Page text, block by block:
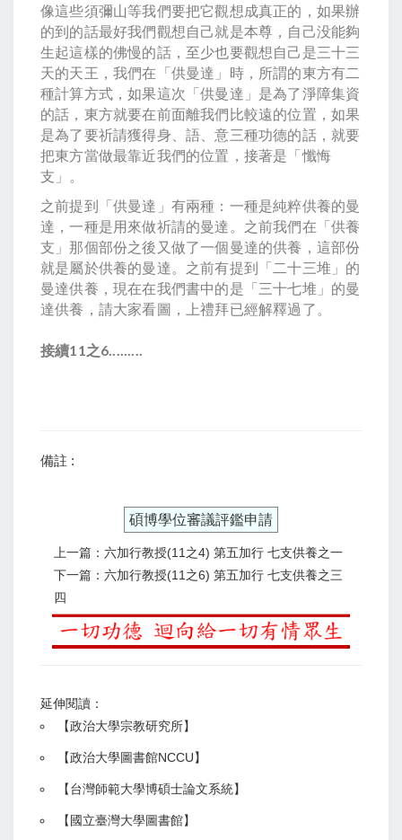
像這些須彌山等我們要把它觀想成真正的，如果辦
的到的話最好我們觀想自己就是本尊，自己没能夠
生起這樣的佛慢的話，至少也要觀想自己是三十三
天的天王，我們在「供曼達」時，所謂的東方有二
種計算方式，如果這次「供曼達」是為了淨障集資
的話，東方就要在前面離我們比較遠的位置，如果
是為了要祈請獲得身、語、意三種功德的話，就要
把東方當做最靠近我們的位置，接著是「懺悔
支」。
之前提到「供曼達」有兩種：一種是純粹供養的曼
達，一種是用來做祈請的曼達。之前我們在「供養
支」那個部份之後又做了一個曼達的供養，這部份
就是屬於供養的曼達。之前有提到「二十三堆」的
曼達供養，現在在我們書中的是「三十七堆」的曼
達供養，請大家看圖，上禮拜已經解釋過了。
接續11之6.........
備註 :
碩博學位審議評鑑申請
上一篇：六加行教授(11之4) 第五加行 七支供養之一
下一篇：六加行教授(11之6) 第五加行 七支供養之三
四
延伸閱讀：
【政治大學宗教研究所】
【政治大學圖書館NCCU】
【台灣師範大學博碩士論文系統】
【 國立臺灣大學圖書館】